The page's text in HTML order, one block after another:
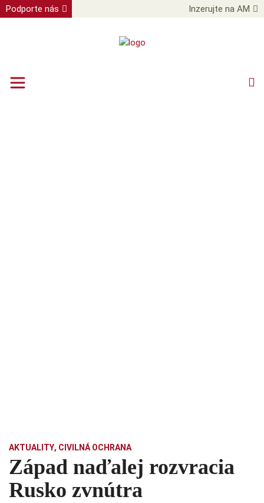
Podporte nás Inzerujte na AM
AKTUALITY, CIVILNÁ OCHRANA
Západ naďalej rozvracia
Rusko zvnútra